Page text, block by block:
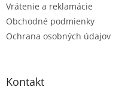
Vrátenie a reklamácie
Obchodné podmienky
Ochrana osobných údajov
Kontakt